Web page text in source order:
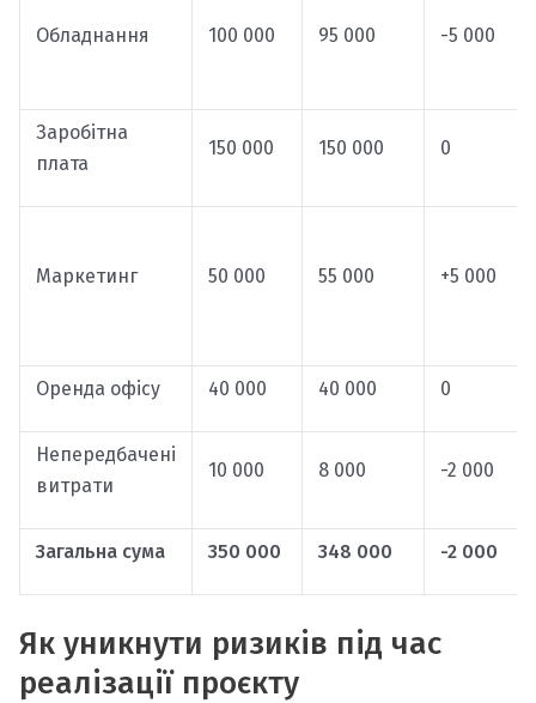
Обладнання 100 000 95 000 -5 000
Заробітна
плата
150 000 150 000 0
Маркетинг 50 000 55 000 +5 000
Оренда офісу 40 000 40 000 0
Непередбачені
витрати
10 000 8 000 -2 000
Загальна сума 350 000 348 000 -2 000
Як уникнути ризиків під час
реалізації проєкту